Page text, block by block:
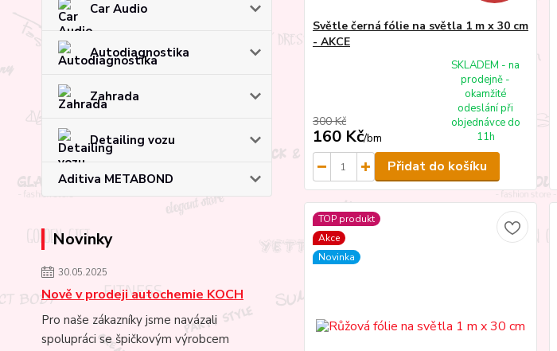
Car Audio
Autodiagnostika
Zahrada
Detailing vozu
Aditiva METABOND
Novinky
30.05.2025
Nově v prodeji autochemie KOCH
Pro naše zákazníky jsme navázali
spolupráci se špičkovým výrobcem
Světle černá fólie na světla 1 m x 30 cm
- AKCE
300 Kč
160 Kč/bm
SKLADEM - na
prodejně -
okamžité
odeslání při
objednávce do
11h
Přidat do košíku
TOP produkt
Akce
Novinka